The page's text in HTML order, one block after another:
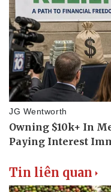
Văn hóa
Sân khấu - Điện ảnh
Văn học
Âm nhạc
Di sản
Tin liên quan